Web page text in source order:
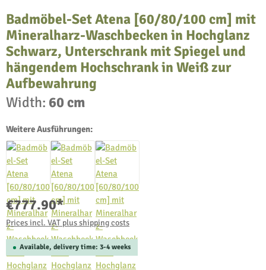
Badmöbel-Set Atena [60/80/100 cm] mit
Mineralharz-Waschbecken in Hochglanz
Schwarz, Unterschrank mit Spiegel und
hängendem Hochschrank in Weiß zur
Aufbewahrung
Width: 60 cm
Weitere Ausführungen:
€777.90*
Prices incl. VAT plus shipping costs
Available, delivery time: 3-4 weeks